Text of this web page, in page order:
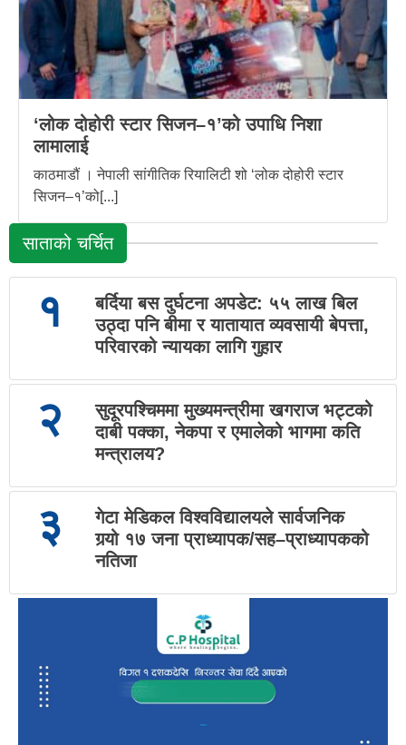
‘लोक दोहोरी स्टार सिजन–१’को उपाधि निशा
लामालाई
काठमाडौं । नेपाली सांगीतिक रियालिटी शो ‘लोक दोहोरी स्टार
सिजन–१’को[...]
साताको चर्चित
१
बर्दिया बस दुर्घटना अपडेट: ५५ लाख बिल
उठ्दा पनि बीमा र यातायात व्यवसायी बेपत्ता,
परिवारको न्यायका लागि गुहार
२
सुदूरपश्चिममा मुख्यमन्त्रीमा खगराज भट्टको
दाबी पक्का, नेकपा र एमालेको भागमा कति
मन्त्रालय?
३
गेटा मेडिकल विश्वविद्यालयले सार्वजनिक
गर्‍यो १७ जना प्राध्यापक/सह–प्राध्यापकको
नतिजा